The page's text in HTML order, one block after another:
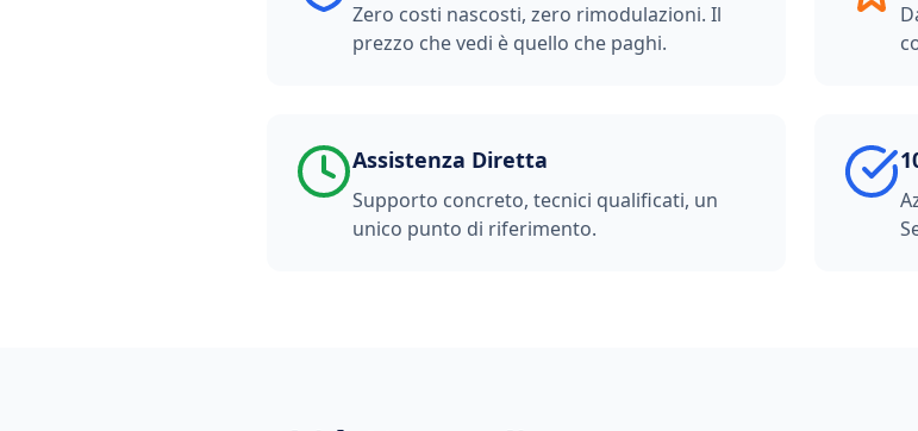
Zero costi nascosti, zero rimodulazioni. Il
prezzo che vedi è quello che paghi.
Assistenza Diretta
Supporto concreto, tecnici qualificati, un
unico punto di riferimento.